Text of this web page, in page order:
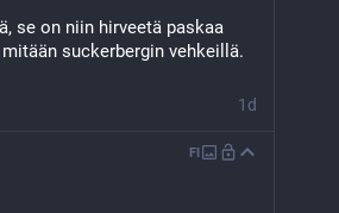
se on niin hirveetä paskaa
suckerbergin vehkeillä.
1d
FI